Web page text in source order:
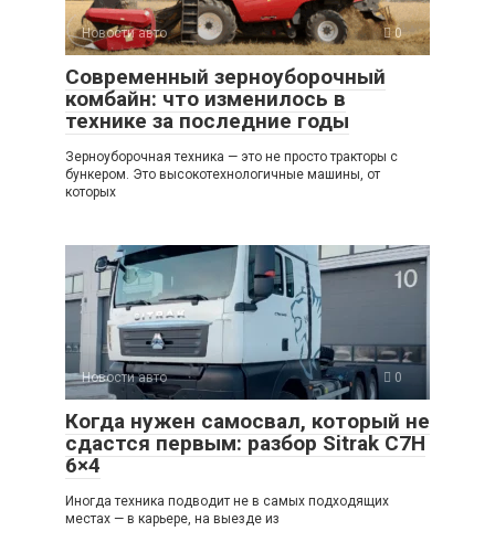
Новости авто 0
Современный зерноуборочный
комбайн: что изменилось в
технике за последние годы
Зерноуборочная техника — это не просто тракторы с
бункером. Это высокотехнологичные машины, от
которых
Новости авто 0
Когда нужен самосвал, который не
сдастся первым: разбор Sitrak C7H
6×4
Иногда техника подводит не в самых подходящих
местах — в карьере, на выезде из